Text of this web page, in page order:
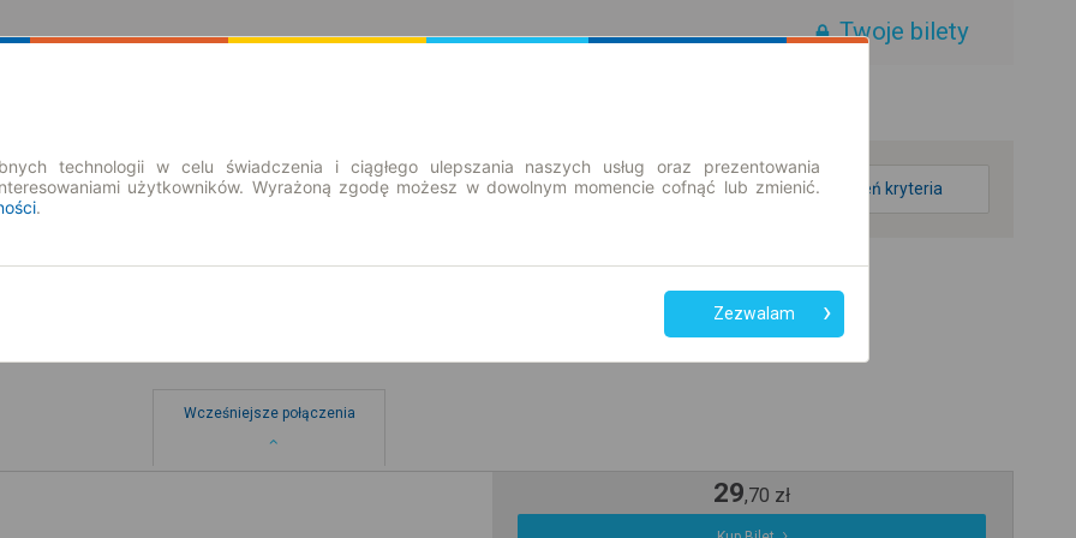
Twoje bilety
zmień kryteria
Wcześniejsze połączenia
29,70 zł
technologii w celu świadczenia i ciągłego ulepszania naszych usług oraz prezentowania
użytkowników. Wyrażoną zgodę możesz w dowolnym momencie cofnąć lub zmienić.
.
Zezwalam